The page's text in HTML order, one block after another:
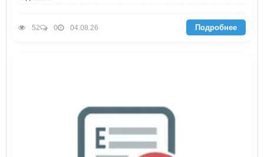
52 0 04.08.26 Подробнее